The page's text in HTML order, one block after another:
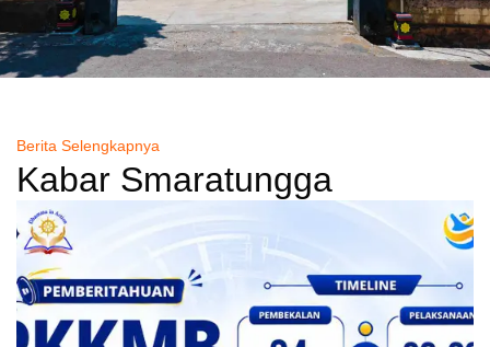
Berita Selengkapnya
Kabar Smaratungga